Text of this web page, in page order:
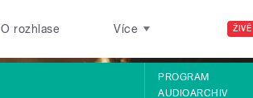
ŽIVĚ
O rozhlase Více
PROGRAM
AUDIOARCHIV